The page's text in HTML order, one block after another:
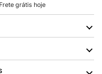
Frete grátis hoje